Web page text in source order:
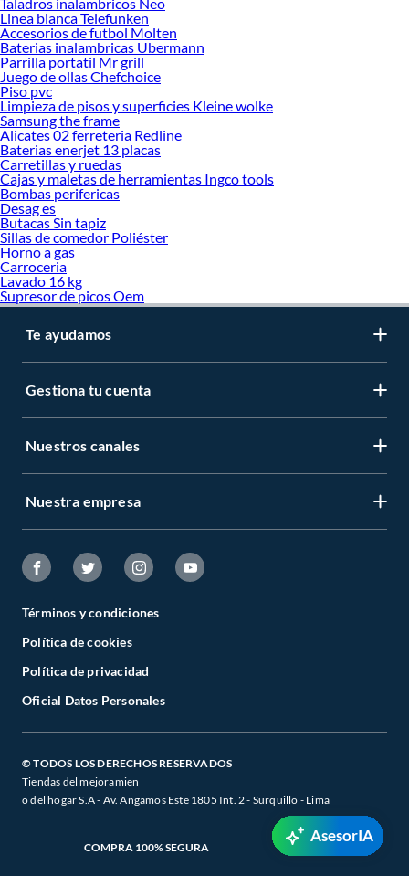
Linea blanca Telefunken
Accesorios de futbol Molten
Baterias inalambricas Ubermann
Parrilla portatil Mr grill
Juego de ollas Chefchoice
Piso pvc
Limpieza de pisos y superficies Kleine wolke
Samsung the frame
Alicates 02 ferreteria Redline
Baterias enerjet 13 placas
Carretillas y ruedas
Cajas y maletas de herramientas Ingco tools
Bombas perifericas
Desag es
Butacas Sin tapiz
Sillas de comedor Poliéster
Horno a gas
Carroceria
Lavado 16 kg
Supresor de picos Oem
Te ayudamos
Gestiona tu cuenta
Nuestros canales
Nuestra empresa
Términos y condiciones
Política de cookies
Política de privacidad
Oficial Datos Personales
© TODOS LOS DERECHOS RESERVADOS
Tiendas del mejoramien
o del hogar S.A - Av. Angamos Este 1805 Int. 2 - Surquillo - Lima
COMPRA 100% SEGURA
AsesorIA